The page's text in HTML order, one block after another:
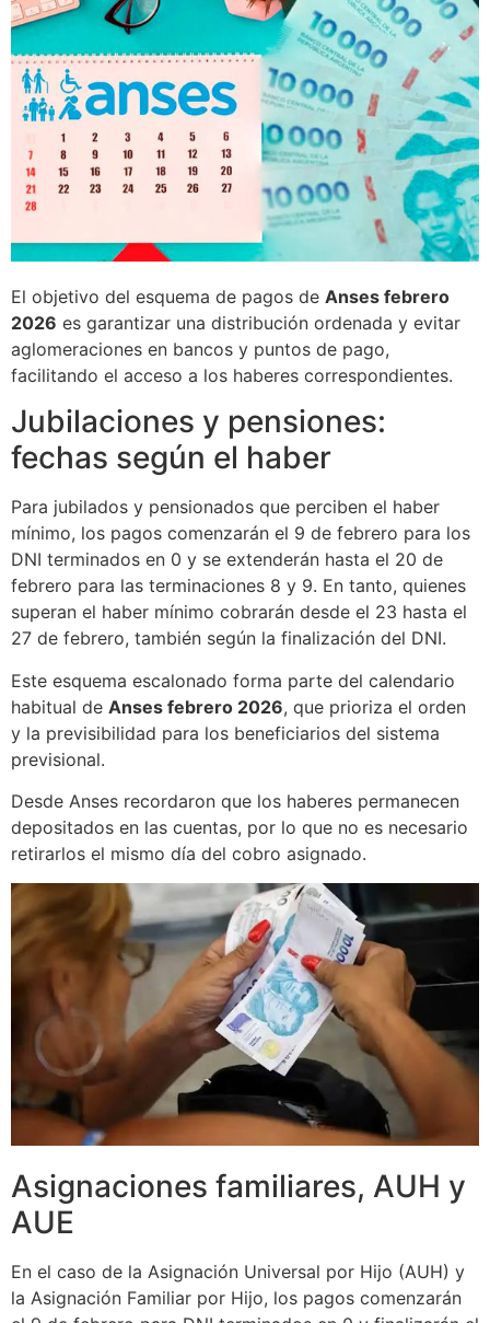
El objetivo del esquema de pagos de Anses febrero
2026 es garantizar una distribución ordenada y evitar
aglomeraciones en bancos y puntos de pago,
facilitando el acceso a los haberes correspondientes.
Jubilaciones y pensiones:
fechas según el haber
Para jubilados y pensionados que perciben el haber
mínimo, los pagos comenzarán el 9 de febrero para los
DNI terminados en 0 y se extenderán hasta el 20 de
febrero para las terminaciones 8 y 9. En tanto, quienes
superan el haber mínimo cobrarán desde el 23 hasta el
27 de febrero, también según la finalización del DNI.
Este esquema escalonado forma parte del calendario
habitual de Anses febrero 2026, que prioriza el orden
y la previsibilidad para los beneficiarios del sistema
previsional.
Desde Anses recordaron que los haberes permanecen
depositados en las cuentas, por lo que no es necesario
retirarlos el mismo día del cobro asignado.
Asignaciones familiares, AUH y
AUE
En el caso de la Asignación Universal por Hijo (AUH) y
la Asignación Familiar por Hijo, los pagos comenzarán